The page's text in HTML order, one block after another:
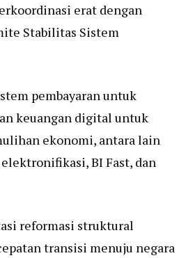
erat dengan
Stabilitas Sistem
pembayaran untuk
keuangan digital untuk
ekonomi, antara lain
BI Fast, dan
reformasi struktural
transisi menuju negara